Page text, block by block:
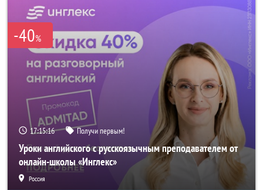
-40%
17:15:14 Получи первым!
Уроки английского с русскоязычным преподавателем от
онлайн-школы «Инглекс»
Россия